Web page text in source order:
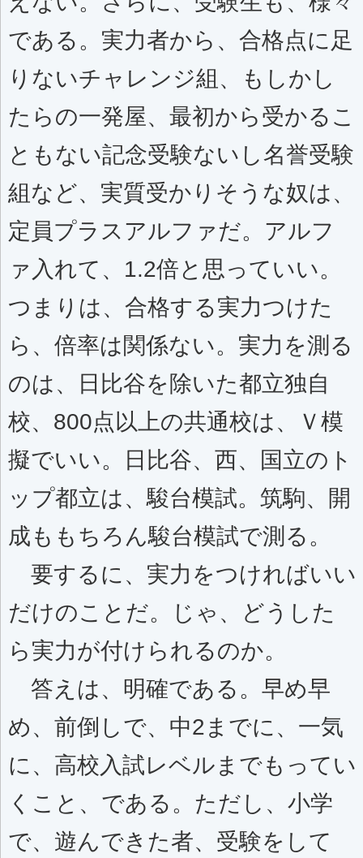
である。実力者から、合格点に足
りないチャレンジ組、もしかし
たらの一発屋、最初から受かるこ
ともない記念受験ないし名誉受験
組など、実質受かりそうな奴は、
定員プラスアルファだ。アルフ
ァ入れて、1.2倍と思っていい。
つまりは、合格する実力つけた
ら、倍率は関係ない。実力を測る
のは、日比谷を除いた都立独自
校、800点以上の共通校は、Ｖ模
擬でいい。日比谷、西、国立のト
ップ都立は、駿台模試。筑駒、開
成ももちろん駿台模試で測る。
要するに、実力をつければいい
だけのことだ。じゃ、どうした
ら実力が付けられるのか。
答えは、明確である。早め早
め、前倒しで、中2までに、一気
に、高校入試レベルまでもってい
くこと、である。ただし、小学
で、遊んできた者、受験をして